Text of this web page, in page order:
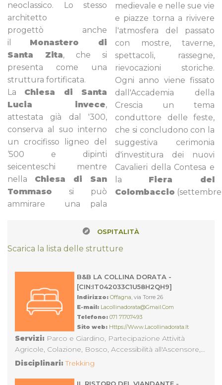
neoclassico. Lo stesso
architetto
progettò anche
il Monastero di
Santa Zita, che si
presenta come una
struttura fortificata.
La Chiesa di Santa
Lucia invece,
attestata già dal '300,
conserva al suo interno
un crocifisso ligneo del
‘500 e dipinti
seicenteschi mentre
nella Chiesa di San
Tommaso si può
ammirare una pala
medievale e nelle sue vie
e piazze torna a rivivere
l'atmosfera del passato
con mostre, taverne,
spettacoli, rassegne,
rievocazioni storiche.
Ogni anno viene fissato
dall'Accademia della
Crescia un tema
conduttore delle feste,
che si concludono con la
suggestiva cerimonia
d'investitura dei nuovi
Cavalieri della Contesa e
la Fiera del
Colombaccio
OSPITALITÀ
Scarica la lista delle strutture
B&B LA COLLINA DORATA -
[CIN:IT042033C1U58H2QH9]
Indirizzo: Offagna, via Torre 26
E-mail: Lacollinadorata@gmail.com
Telefono: 071 71707493
Sito web: Https://www.lacollinadorata.it
Servizi: Parco e Giardino, Partecipazione Attività
Agricole, Colazione, Bosco, Accessibilità all'Ascensore,
Aria Condizionata con Impianto Centralizzato,
Disciplinari: Trekking